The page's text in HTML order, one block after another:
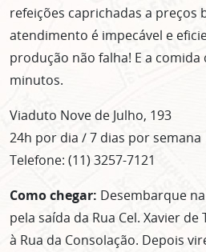
refeições caprichadas a preços
atendimento é impecável e
produção não falha! E a comida
minutos.
Viaduto Nove de Julho, 193
24h por dia / 7 dias por semana
Telefone: (11) 3257-7121
Como chegar: Desembarque
pela saída da Rua Cel. Xavier
à Rua da Consolação. Depois